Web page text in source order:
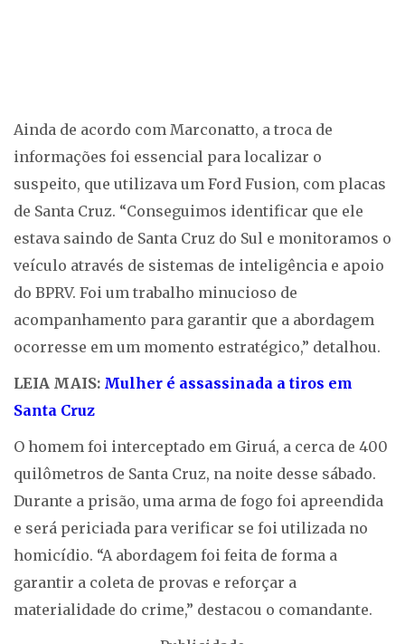
Ainda de acordo com Marconatto, a troca de
informações foi essencial para localizar o
suspeito, que utilizava um Ford Fusion, com placas
de Santa Cruz. “Conseguimos identificar que ele
estava saindo de Santa Cruz do Sul e monitoramos o
veículo através de sistemas de inteligência e apoio
do BPRV. Foi um trabalho minucioso de
acompanhamento para garantir que a abordagem
ocorresse em um momento estratégico,” detalhou.
LEIA MAIS: Mulher é assassinada a tiros em
Santa Cruz
O homem foi interceptado em Giruá, a cerca de 400
quilômetros de Santa Cruz, na noite desse sábado.
Durante a prisão, uma arma de fogo foi apreendida
e será periciada para verificar se foi utilizada no
homicídio. “A abordagem foi feita de forma a
garantir a coleta de provas e reforçar a
materialidade do crime,” destacou o comandante.